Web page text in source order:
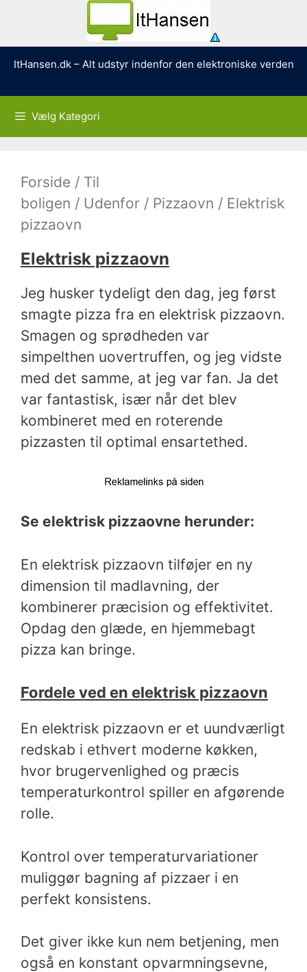
ItHansen.dk – Alt udstyr indenfor den elektroniske verden
Vælg Kategori
Forside / Til
boligen / Udenfor / Pizzaovn / Elektrisk
pizzaovn
Elektrisk pizzaovn
Jeg husker tydeligt den dag, jeg først
smagte pizza fra en elektrisk pizzaovn.
Smagen og sprødheden var
simpelthen uovertruffen, og jeg vidste
med det samme, at jeg var fan. Ja det
var fantastisk, især når det blev
kombineret med en roterende
pizzasten til optimal ensartethed.
Se elektrisk pizzaovne herunder:
En elektrisk pizzaovn tilføjer en ny
dimension til madlavning, der
kombinerer præcision og effektivitet.
Opdag den glæde, en hjemmebagt
pizza kan bringe.
Fordele ved en elektrisk pizzaovn
En elektrisk pizzaovn er et uundværligt
redskab i ethvert moderne køkken,
hvor brugervenlighed og præcis
temperaturkontrol spiller en afgørende
rolle.
Kontrol over temperaturvariationer
muliggør bagning af pizzaer i en
perfekt konsistens.
Det giver ikke kun nem betjening, men
også en konstant opvarmningsevne,